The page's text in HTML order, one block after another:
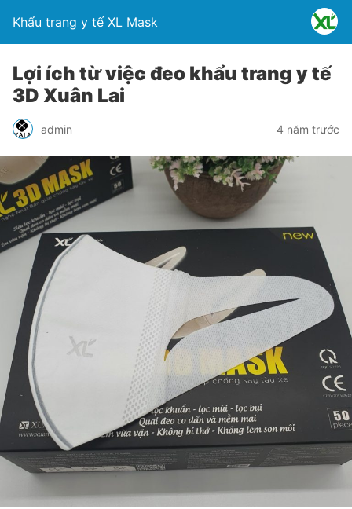
Khẩu trang y tế XL Mask
Lợi ích từ việc đeo khẩu trang y tế
3D Xuân Lai
admin 4 năm trước